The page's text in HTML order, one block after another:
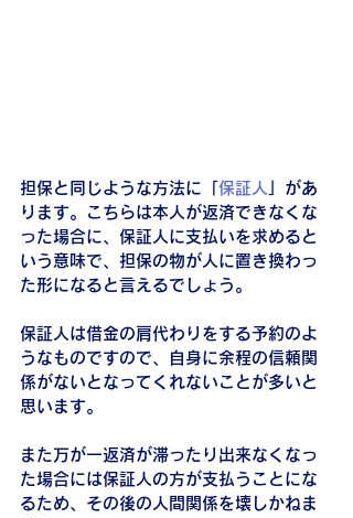
担保と同じような方法に「 保証人
」があ
ります。こちらは本人が返済できなくな
った場合に、保証人に支払いを求めると
いう意味で、担保の物が人に置き換わっ
た形になると言えるでしょう。
保証人は借金の肩代わりをする予約のよ
うなものですので、自身に余程の信頼関
係がないとなってくれないことが多いと
思います。
また万が一返済が滞ったり出来なくなっ
た場合には保証人の方が支払うことにな
るため、その後の人間関係を壊しかねま